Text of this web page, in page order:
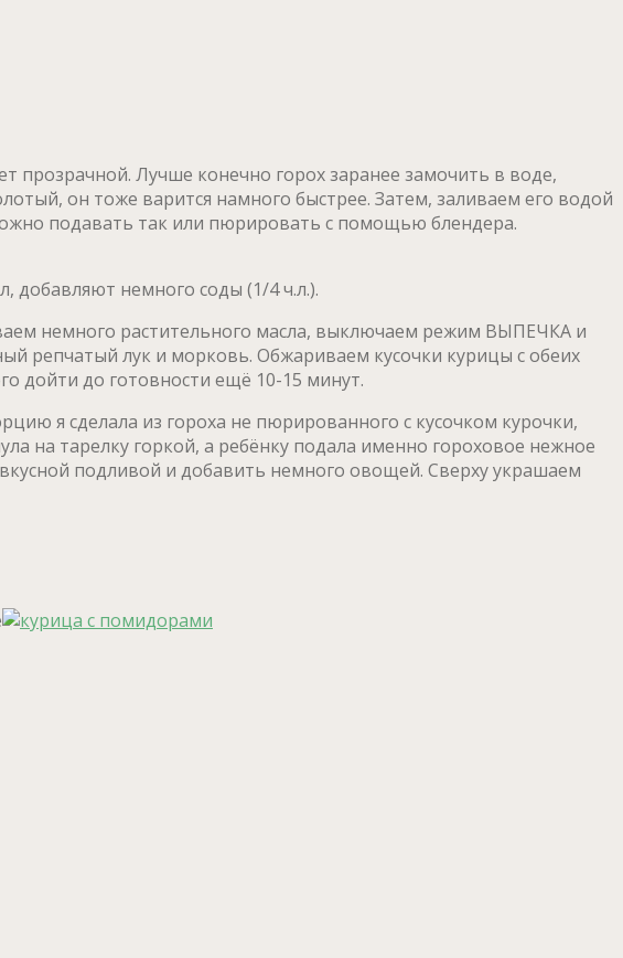
Лучше конечно горох заранее замочить в воде,
он тоже варится намного быстрее. Затем, заливаем его водой
подавать так или пюрировать с помощью блендера.
добавляют немного соды (1/4 ч.л.).
немного растительного масла, выключаем режим ВЫПЕЧКА и
репчатый лук и морковь. Обжариваем кусочки курицы с обеих
дойти до готовности ещё 10-15 минут.
я сделала из гороха не пюрированного с кусочком курочки,
на тарелку горкой, а ребёнку подала именно гороховое нежное
подливой и добавить немного овощей. Сверху украшаем